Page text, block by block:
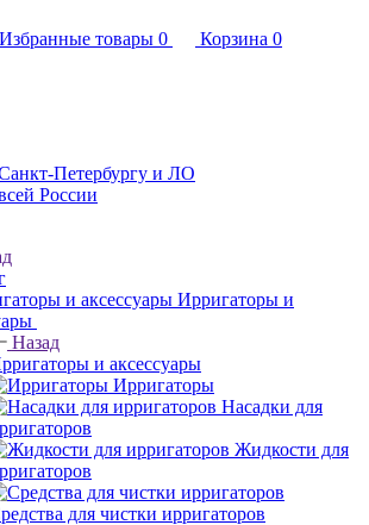
Избранные товары 0 Корзина 0
Петербургу и ЛО
России
Ирригаторы и
Назад
и аксессуары
Ирригаторы
Насадки для
Жидкости для
для чистки ирригаторов